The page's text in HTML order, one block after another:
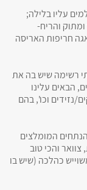
עליו בלילה;
והריח-
חריפות האריסה
רשימה שיש בה את
הבאים עלינו
נזידים וכו', בהם
המומלצים
ריב, פולקה מס' 5, צלעות, צוואר והכי טוב
כהלכה (שיש בו